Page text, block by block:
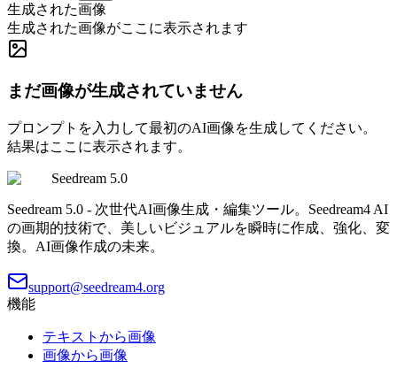
生成された画像
生成された画像がここに表示されます
まだ画像が生成されていません
プロンプトを入力して最初のAI画像を生成してください。
結果はここに表示されます。
Seedream 5.0
Seedream 5.0 - 次世代AI画像生成・編集ツール。Seedream4 AI
の画期的技術で、美しいビジュアルを瞬時に作成、強化、変
換。AI画像作成の未来。
support@seedream4.org
機能
テキストから画像
画像から画像